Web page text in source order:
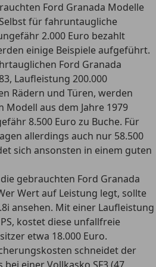
Ford Granada Modelle
Selbst für fahruntaugliche
2.000 Euro bezahlt
einige Beispiele aufgeführt.
Ford Granada
Laufleistung 200.000
Rädern und Türen, werden
Modell aus dem Jahre 1979
8.500 Euro zu Buche. Für
allerdings auch nur 58.500
sich ansonsten in einem guten
gebrauchten Ford Granada
Wert auf Leistung legt, sollte
ansehen. Mit einer Laufleistung
kostet diese unfallfreie
etwa 18.000 Euro.
schneidet der